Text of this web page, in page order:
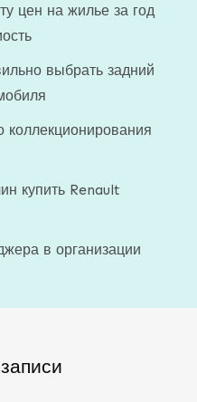
цен на жилье за год
выбрать задний
коллекционирования
купить Renault
в организации